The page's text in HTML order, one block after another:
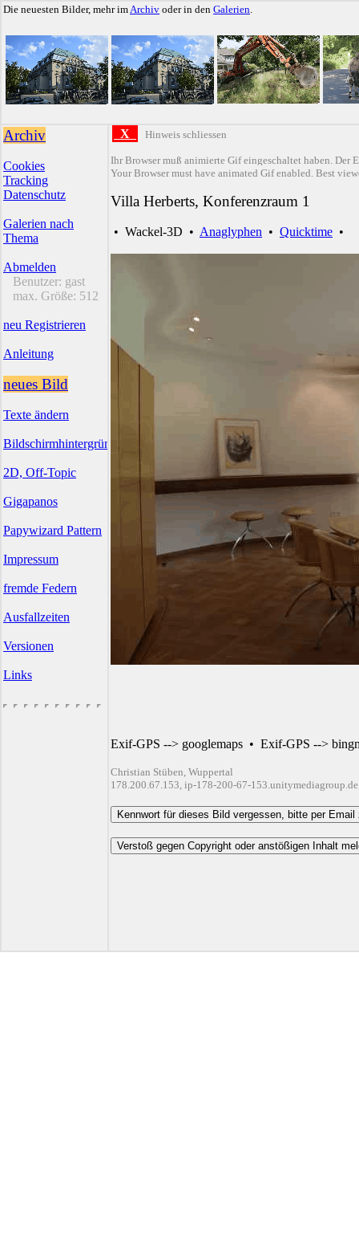
Die neuesten Bilder, mehr imArchiv oder in den Galerien.
Archiv
Cookies
Tracking
Datenschutz
Galerien nach
Thema
Abmelden
Benutzer: gast
max. Größe: 512
neu Registrieren
Anleitung
neues Bild
Texte ändern
Bildschirmhintergründe
2D, Off-Topic
Gigapanos
Papywizard Pattern
Impressum
fremde Federn
Ausfallzeiten
Versionen
Links
X Hinweis schliessen
Ihr Browser muß animierte Gif eingeschaltet haben. Der
Your Browser must have animated Gif enabled. Best
Villa Herberts, Konferenzraum 1
• Wackel-3D • Anaglyphen • Quicktime •
Exif-GPS --> googlemaps • Exif-GPS -->
Christian Stüben, Wuppertal
178.200.67.153, ip-178-200-67-